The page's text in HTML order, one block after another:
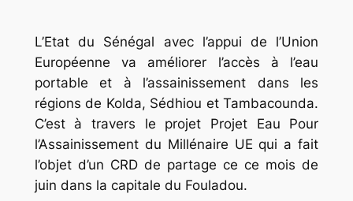
L’Etat du Sénégal avec l’appui de l’Union
Européenne va améliorer l’accès à l’eau
portable et à l’assainissement dans les
régions de Kolda, Sédhiou et Tambacounda.
C’est à travers le projet Projet Eau Pour
l’Assainissement du Millénaire UE qui a fait
l’objet d’un CRD de partage ce ce mois de
juin dans la capitale du Fouladou.